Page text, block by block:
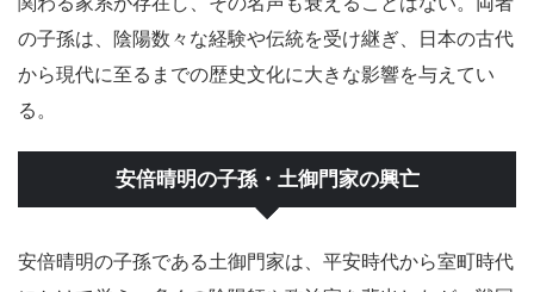
の子孫は、陰陽数々な経験や伝統を受け継ぎ、日本の古代
から現代に至るまでの歴史文化に大きな影響を与えてい
る。
安倍晴明の子孫・土御門家の興亡
安倍晴明の子孫である土御門家は、平安時代から室町時代